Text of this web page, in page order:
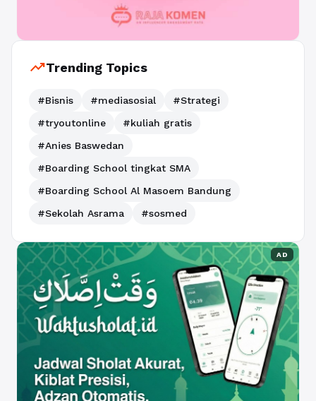
trending_upTrending Topics
#Bisnis #mediasosial
#Strategi
#tryoutonline
#kuliah gratis
#Anies Baswedan
#Boarding School tingkat SMA
#Boarding School Al Masoem Bandung
#Sekolah Asrama
#sosmed
AD